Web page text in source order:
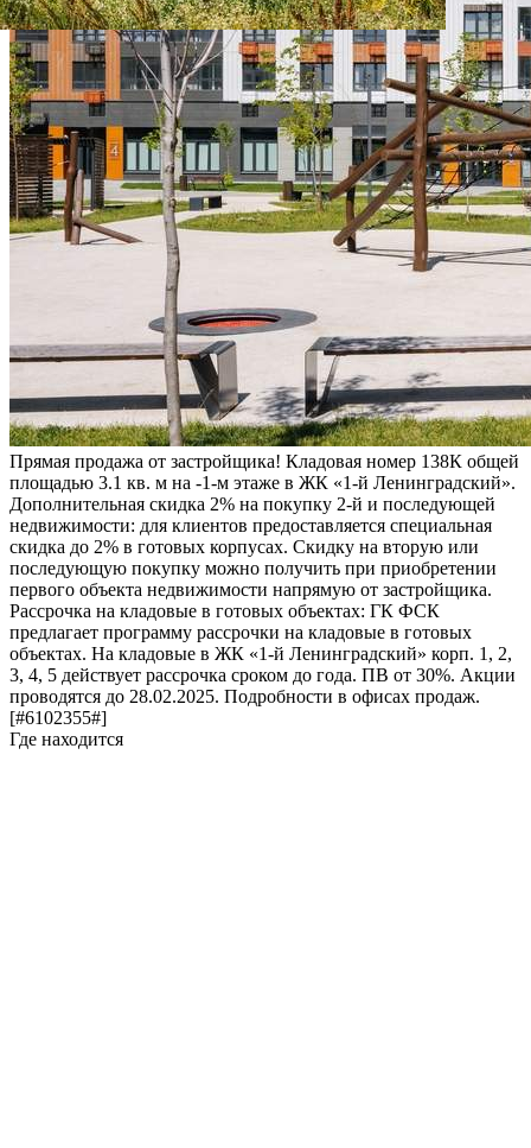
Прямая продажа от застройщика! Кладовая номер 138К общей
площадью 3.1 кв. м на -1-м этаже в ЖК «1-й Ленинградский».
Дополнительная скидка 2% на покупку 2-й и последующей
недвижимости: для клиентов предоставляется специальная
скидка до 2% в готовых корпусах. Скидку на вторую или
последующую покупку можно получить при приобретении
первого объекта недвижимости напрямую от застройщика.
Рассрочка на кладовые в готовых объектах: ГК ФСК
предлагает программу рассрочки на кладовые в готовых
объектах. На кладовые в ЖК «1-й Ленинградский» корп. 1, 2,
3, 4, 5 действует рассрочка сроком до года. ПВ от 30%. Акции
проводятся до 28.02.2025. Подробности в офисах продаж.
[#6102355#]
Где находится